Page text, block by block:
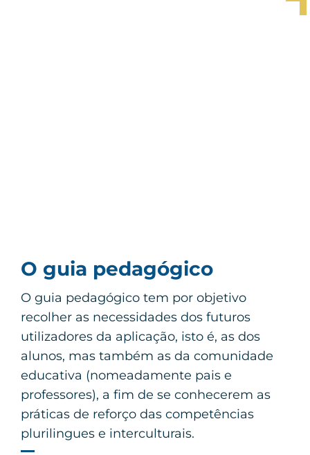
O guia pedagógico
O guia pedagógico tem por objetivo
recolher as necessidades dos futuros
utilizadores da aplicação, isto é, as dos
alunos, mas também as da comunidade
educativa (nomeadamente pais e
professores), a fim de se conhecerem as
práticas de reforço das competências
plurilingues e interculturais.